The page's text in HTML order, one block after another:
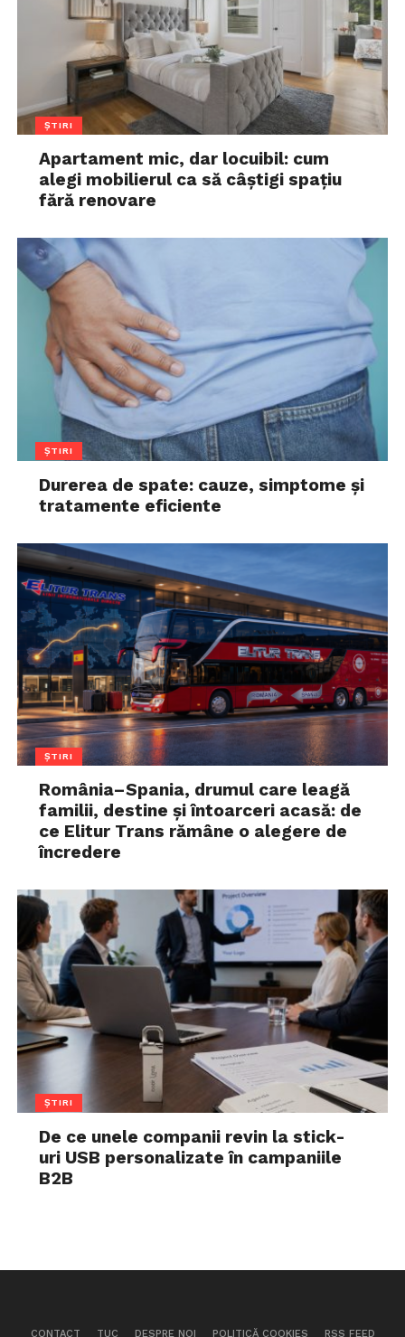
ȘTIRI
Apartament mic, dar locuibil: cum
alegi mobilierul ca să câștigi spațiu
fără renovare
ȘTIRI
Durerea de spate: cauze, simptome și
tratamente eficiente
ȘTIRI
România–Spania, drumul care leagă
familii, destine și întoarceri acasă: de
ce Elitur Trans rămâne o alegere de
încredere
ȘTIRI
De ce unele companii revin la stick-
uri USB personalizate în campaniile
B2B
CONTACT TUC DESPRE NOI POLITICĂ COOKIES RSS FEED